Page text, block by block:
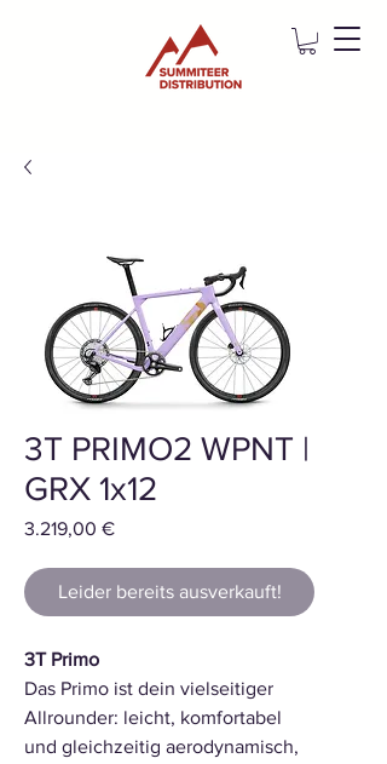
3T PRIMO2 WPNT |
GRX 1x12
3.219,00 €Preis
Leider bereits ausverkauft!
3T Primo
Das Primo ist dein vielseitiger
Allrounder: leicht, komfortabel
und gleichzeitig aerodynamisch,